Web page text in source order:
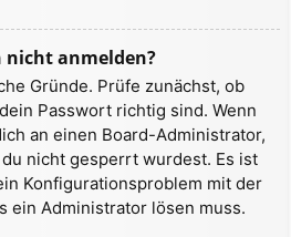
anmelden?
Gründe. Prüfe zunächst, ob
Passwort richtig sind. Wenn
an einen Board-Administrator,
nicht gesperrt wurdest. Es ist
Konfigurationsproblem mit der
ein Administrator lösen muss.